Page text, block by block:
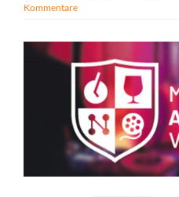
Kommentare